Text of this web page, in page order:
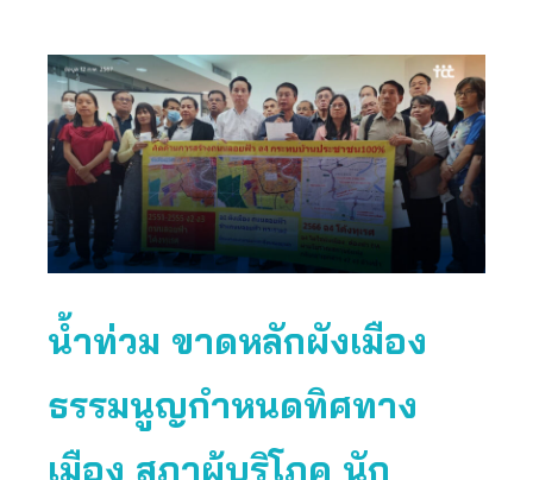
น้ำท่วม ขาดหลักผังเมือง
ธรรมนูญกำหนดทิศทาง
เมือง สภาผู้บริโภค นัก